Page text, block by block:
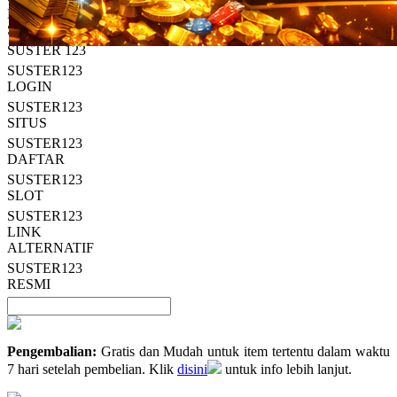
Read
13
Reviews.
Tautan
halaman
yang
sama.
HT OFFICIAL
SUSTER123
SUSTER 123
SUSTER123
LOGIN
SUSTER123
SITUS
SUSTER123
DAFTAR
SUSTER123
SLOT
SUSTER123
LINK
ALTERNATIF
SUSTER123
RESMI
Pengembalian: Gratis dan Mudah untuk item tertentu dalam waktu
7 hari setelah pembelian. Klik disini untuk info lebih lanjut.